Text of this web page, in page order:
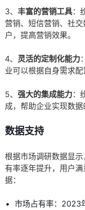
3、 丰富的营销工具：
营销、短信营销、社
户，提高营销效果。
4、 灵活的定制化能力
业可以根据自身需求配
5、 强大的集成能力：
成，帮助企业实现数据
数据支持
根据市场调研数据显
有率逐年提升，用户
据：
市场占有率：2023